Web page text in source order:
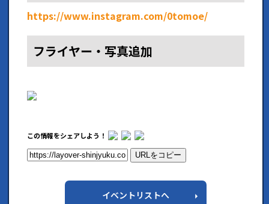
https://www.instagram.com/0tomoe/
フライヤー・写真追加
この情報をシェアしよう！
URLをコピー
イベントリストへ